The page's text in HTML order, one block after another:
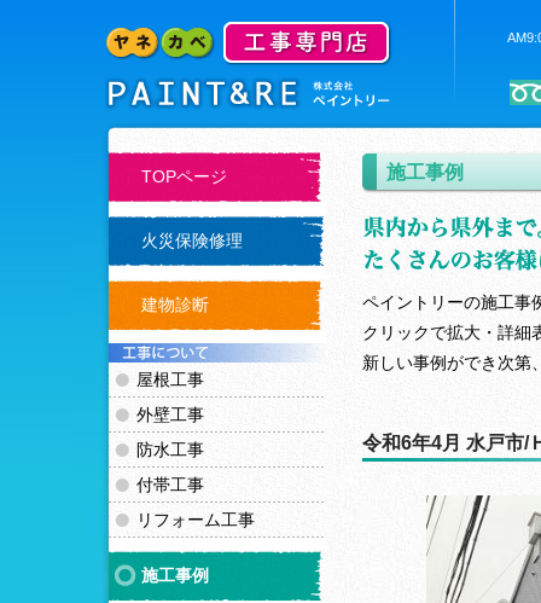
TOPページ
火災保険修理
建物診断
屋根工事
外壁工事
防水工事
付帯工事
リフォーム工事
施工事例
施工事例
ペイントリーの施工事
クリックで拡大・詳細
新しい事例ができ次第
令和6年4月 水戸市